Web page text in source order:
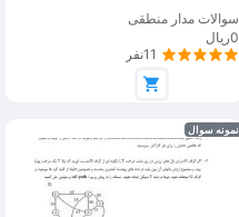
سوالات مدار منطقی
0ریال
11نفر
نمونه سوال